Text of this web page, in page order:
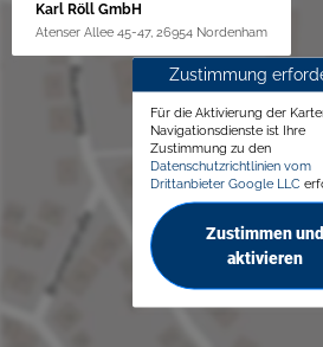
Karl Röll GmbH
Atenser Allee 45-47, 26954 Nordenham
Zustimmung
Für die Aktivierung der
Navigationsdienste ist Ihre
Zustimmung zu den
Datenschutzrichtlinien vom
Drittanbieter Google LLC
Zustimmen und
aktivieren